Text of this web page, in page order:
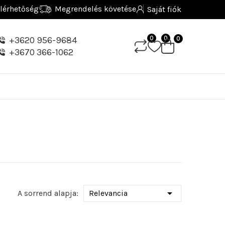
Megrendelés követése Saját fiók
+3620 956-9684
+3670 366-1062
0 0 0
A sorrend alapja: Relevancia 